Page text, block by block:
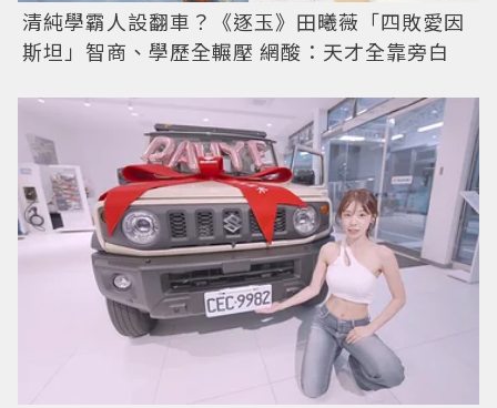
清純學霸人設翻車？《逐玉》田曦薇「四敗愛因
斯坦」智商、學歷全輾壓 網酸：天才全靠旁白